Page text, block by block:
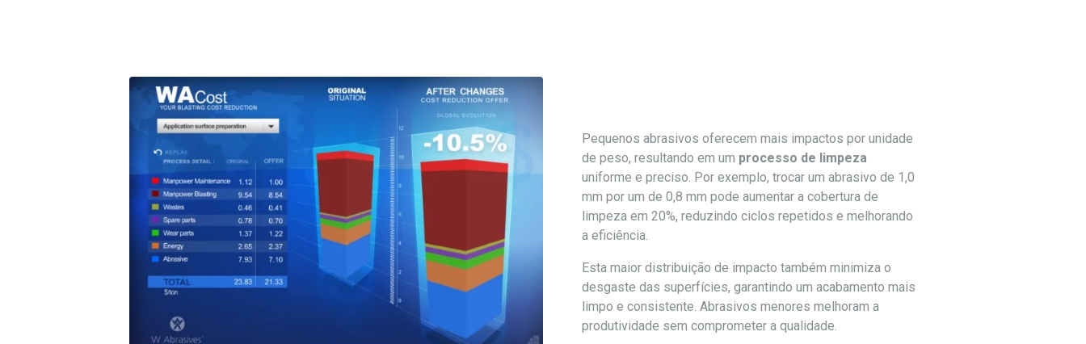
Pequenos abrasivos oferecem mais impactos por unidade
de peso, resultando em um processo de limpeza
uniforme e preciso. Por exemplo, trocar um abrasivo de 1,0
mm por um de 0,8 mm pode aumentar a cobertura de
limpeza em 20%, reduzindo ciclos repetidos e melhorando
a eficiência.
Esta maior distribuição de impacto também minimiza o
desgaste das superfícies, garantindo um acabamento mais
limpo e consistente. Abrasivos menores melhoram a
produtividade sem comprometer a qualidade.